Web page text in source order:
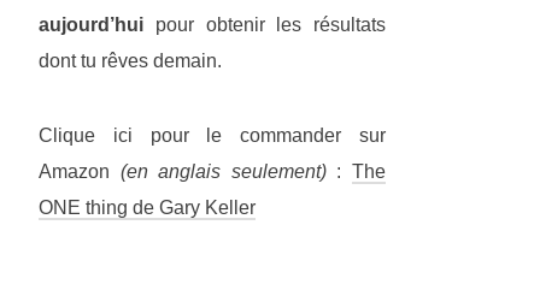
aujourd’hui pour obtenir les résultats
dont tu rêves demain.
Clique ici pour le commander sur
Amazon (en anglais seulement):The
ONE thing de Gary Keller